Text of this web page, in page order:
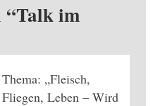
“Talk im
Thema: „Fleisch,
Fliegen, Leben – Wird